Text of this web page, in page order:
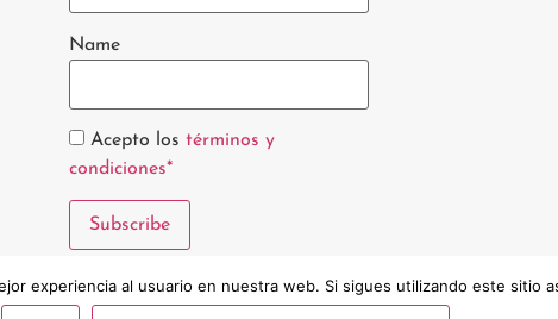
Name
Acepto lostérminos y
condiciones*
experiencia al usuario en nuestra web. Si sigues utilizando este sitio